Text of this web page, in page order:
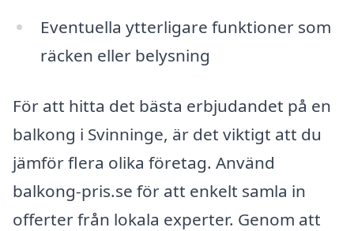
Eventuella ytterligare funktioner som
räcken eller belysning
För att hitta det bästa erbjudandet på en
balkong i Svinninge, är det viktigt att du
jämför flera olika företag. Använd
balkong-pris.se för att enkelt samla in
offerter från lokala experter. Genom att